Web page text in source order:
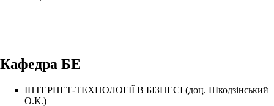
Кафедра БЕ
ІНТЕРНЕТ-ТЕХНОЛОГІЇ В БІЗНЕСІ (доц. Шкодзінський
О.К.)